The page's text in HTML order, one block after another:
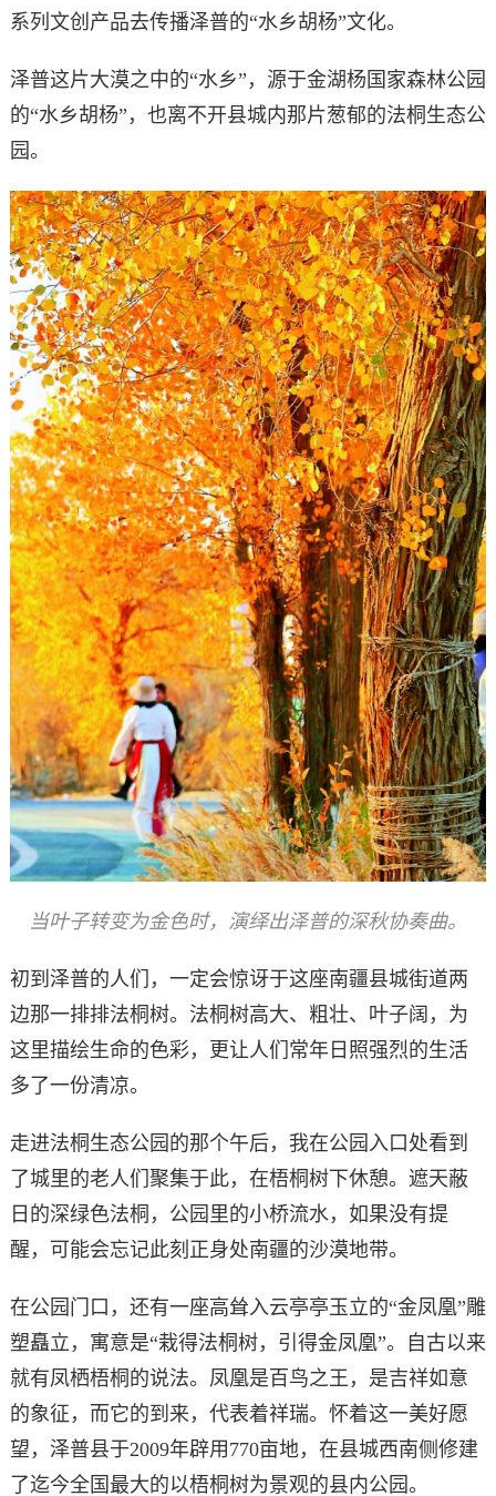
系列文创产品去传播泽普的“水乡胡杨”文化。
泽普这片大漠之中的“水乡”，源于金湖杨国家森林公园
的“水乡胡杨”，也离不开县城内那片葱郁的法桐生态公
园。
当叶子转变为金色时，演绎出泽普的深秋协奏曲。
初到泽普的人们，一定会惊讶于这座南疆县城街道两
边那一排排法桐树。法桐树高大、粗壮、叶子阔，为
这里描绘生命的色彩，更让人们常年日照强烈的生活
多了一份清凉。
走进法桐生态公园的那个午后，我在公园入口处看到
了城里的老人们聚集于此，在梧桐树下休憩。遮天蔽
日的深绿色法桐，公园里的小桥流水，如果没有提
醒，可能会忘记此刻正身处南疆的沙漠地带。
在公园门口，还有一座高耸入云亭亭玉立的“金凤凰”雕
塑矗立，寓意是“栽得法桐树，引得金凤凰”。自古以来
就有凤栖梧桐的说法。凤凰是百鸟之王，是吉祥如意
的象征，而它的到来，代表着祥瑞。怀着这一美好愿
望，泽普县于2009年辟用770亩地，在县城西南侧修建
了迄今全国最大的以梧桐树为景观的县内公园。